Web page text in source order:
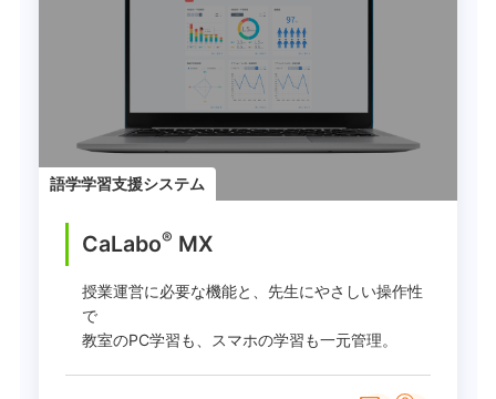
語学学習支援システム
CaLabo® MX
授業運営に必要な機能と、先生にやさしい操作性
で
教室のPC学習も、スマホの学習も一元管理。